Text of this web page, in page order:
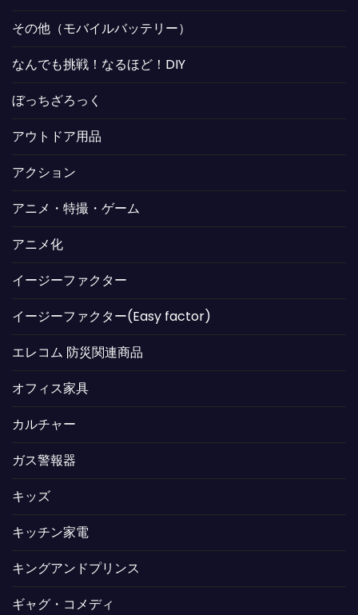
その他（モバイルバッテリー）
なんでも挑戦！なるほど！DIY
ぼっちざろっく
アウトドア用品
アクション
アニメ・特撮・ゲーム
アニメ化
イージーファクター
イージーファクター(Easy factor)
エレコム 防災関連商品
オフィス家具
カルチャー
ガス警報器
キッズ
キッチン家電
キングアンドプリンス
ギャグ・コメディ